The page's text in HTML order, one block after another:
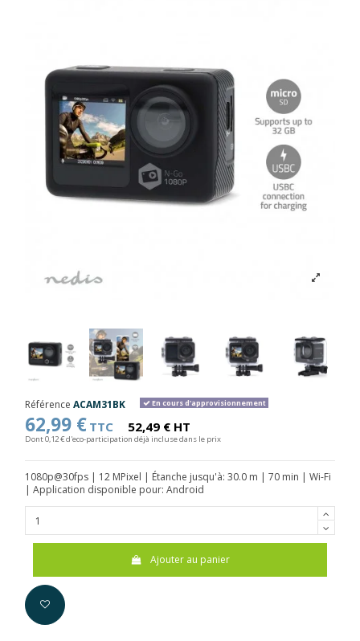
Référence ACAM31BK En cours d'approvisionnement
62,99 € TTC 52,49 € HT
Dont 0,12 € d'eco-participation déjà incluse dans le prix
1080p@30fps | 12 MPixel | Étanche jusqu'à: 30.0 m | 70 min | Wi-Fi
| Application disponible pour: Android
Ajouter au panier